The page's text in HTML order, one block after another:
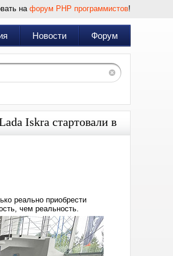
на форум PHP программистов!
Новости Форум
Iskra стартовали в
реально приобрести
чем реальность.